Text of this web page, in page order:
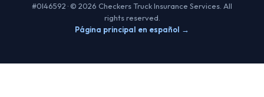
#0I46592 · © 2026 Checkers Truck Insurance Services. All
rights reserved.
Página principal en español →